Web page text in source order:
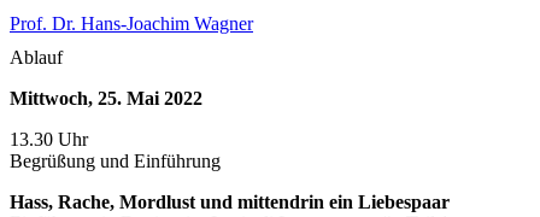
Prof. Dr. Hans-Joachim Wagner
Ablauf
Mittwoch, 25. Mai 2022
13.30 Uhr
Begrüßung und Einführung
Hass, Rache, Mordlust und mittendrin ein Liebespaar